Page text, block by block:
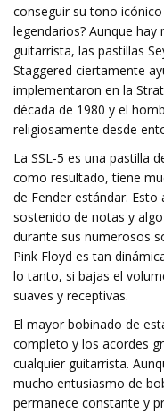
conseguir su tono
legendarios? Aunque
guitarrista, las pastillas
Staggered ciertamente
implementaron en la
década de 1980 y el
religiosamente desde
La SSL-5 es una pastilla
como resultado, tiene
de Fender estándar.
sostenido de notas y
durante sus numerosos
Pink Floyd es tan
lo tanto, si bajas el
suaves y receptivas.
El mayor bobinado de
completo y los acordes
cualquier guitarrista.
mucho entusiasmo de
permanece constante y